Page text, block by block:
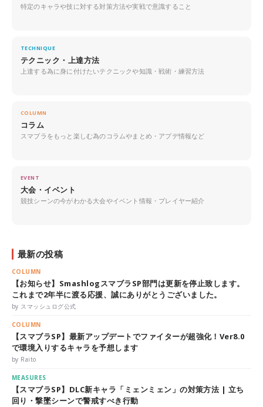
特定のキャラや技に対する対策方法や実戦で意識すること
TECHNIQUE
テクニック・上達方法
上達する為に身に付けたいテクニックや知識・戦術・練習方法
COLUMN
コラム
スマブラをもっと楽しむ為のコラムやまとめ・アプデ情報など
EVENT
大会・イベント
競技シーンの今がわかる大会やイベント情報・プレイヤー紹介
最新の投稿
COLUMN
【お知らせ】SmashlogスマブラSP部門は更新を停止致します。
これまで2年半に渡る応援、誠にありがとうございました。
by スマッシュログ公式
COLUMN
【スマブラSP】最新アップデートでファイターが超強化！Ver8.0
で環境入りするキャラを予想します
by Raito
MEASURES
【スマブラSP】DLC新キャラ「ミェンミェン」の対策方法 | 立ち
回り・撃墜シーンで警戒すべき行動